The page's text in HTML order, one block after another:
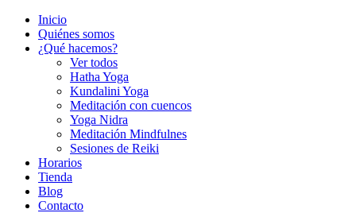
Inicio
Quiénes somos
¿Qué hacemos?
Ver todos
Hatha Yoga
Kundalini Yoga
Meditación con cuencos
Yoga Nidra
Meditación Mindfulnes
Sesiones de Reiki
Horarios
Tienda
Blog
Contacto